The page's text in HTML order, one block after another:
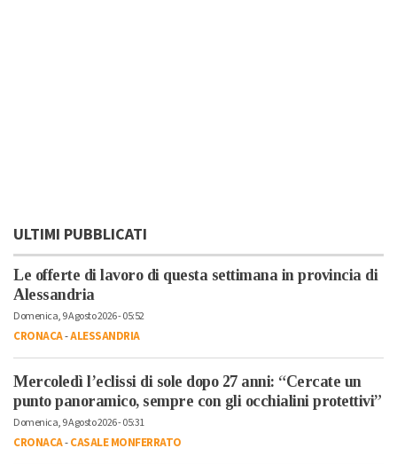
ULTIMI PUBBLICATI
Le offerte di lavoro di questa settimana in provincia di
Alessandria
Domenica, 9 Agosto 2026 - 05:52
CRONACA-ALESSANDRIA
Mercoledì l’eclissi di sole dopo 27 anni: “Cercate un
punto panoramico, sempre con gli occhialini protettivi”
Domenica, 9 Agosto 2026 - 05:31
CRONACA-CASALE MONFERRATO